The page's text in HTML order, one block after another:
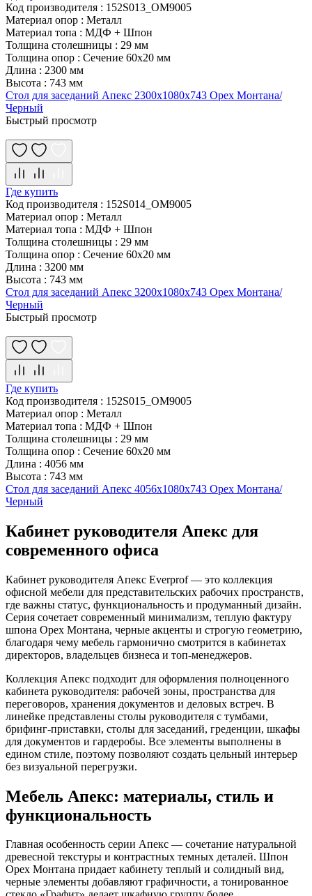
Код производителя : 152S013_OM9005
Материал опор : Металл
Материал топа : МДФ + Шпон
Толщина столешницы : 29 мм
Толщина опор : Сечение 60х20 мм
Длина : 2300 мм
Высота : 743 мм
Стол для заседаний Апекс 2300х1080х743 Орех Монтана/
Черный
Быстрый просмотр
Где купить
Код производителя : 152S014_OM9005
Материал опор : Металл
Материал топа : МДФ + Шпон
Толщина столешницы : 29 мм
Толщина опор : Сечение 60х20 мм
Длина : 3200 мм
Высота : 743 мм
Стол для заседаний Апекс 3200х1080х743 Орех Монтана/
Черный
Быстрый просмотр
Где купить
Код производителя : 152S015_OM9005
Материал опор : Металл
Материал топа : МДФ + Шпон
Толщина столешницы : 29 мм
Толщина опор : Сечение 60х20 мм
Длина : 4056 мм
Высота : 743 мм
Стол для заседаний Апекс 4056х1080х743 Орех Монтана/
Черный
Кабинет руководителя Апекс для
современного офиса
Кабинет руководителя Апекс Everprof — это коллекция
офисной мебели для представительских рабочих пространств,
где важны статус, функциональность и продуманный дизайн.
Серия сочетает современный минимализм, теплую фактуру
шпона Орех Монтана, черные акценты и строгую геометрию,
благодаря чему мебель гармонично смотрится в кабинетах
директоров, владельцев бизнеса и топ-менеджеров.
Коллекция Апекс подходит для оформления полноценного
кабинета руководителя: рабочей зоны, пространства для
переговоров, хранения документов и деловых встреч. В
линейке представлены столы руководителя с тумбами,
брифинг-приставки, столы для заседаний, греденции, шкафы
для документов и гардеробы. Все элементы выполнены в
едином стиле, поэтому позволяют создать цельный интерьер
без визуальной перегрузки.
Мебель Апекс: материалы, стиль и
функциональность
Главная особенность серии Апекс — сочетание натуральной
древесной текстуры и контрастных темных деталей. Шпон
Орех Монтана придает кабинету теплый и солидный вид,
черные элементы добавляют графичности, а тонированное